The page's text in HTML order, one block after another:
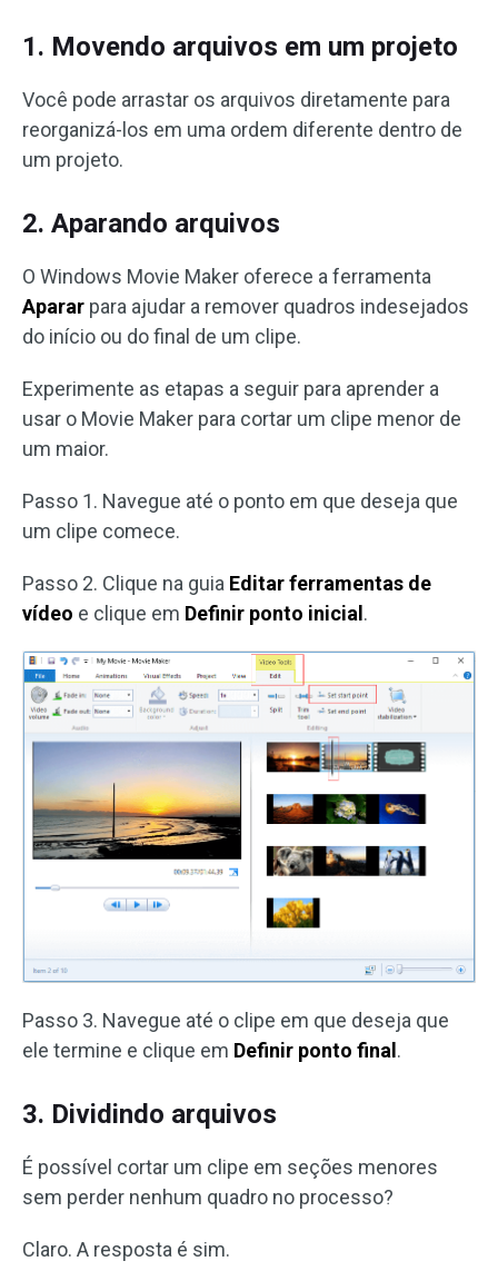
1. Movendo arquivos em um projeto
Você pode arrastar os arquivos diretamente para
reorganizá-los em uma ordem diferente dentro de
um projeto.
2. Aparando arquivos
O Windows Movie Maker oferece a ferramenta
Aparar para ajudar a remover quadros indesejados
do início ou do final de um clipe.
Experimente as etapas a seguir para aprender a
usar o Movie Maker para cortar um clipe menor de
um maior.
Passo 1. Navegue até o ponto em que deseja que
um clipe comece.
Passo 2. Clique na guia Editar ferramentas de
vídeo e clique em Definir ponto inicial .
Passo 3. Navegue até o clipe em que deseja que
ele termine e clique em Definir ponto final.
3. Dividindo arquivos
É possível cortar um clipe em seções menores
sem perder nenhum quadro no processo?
Claro. A resposta é sim.